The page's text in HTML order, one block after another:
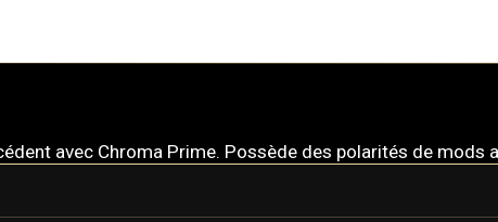
avec Chroma Prime. Possède des polarités de mods